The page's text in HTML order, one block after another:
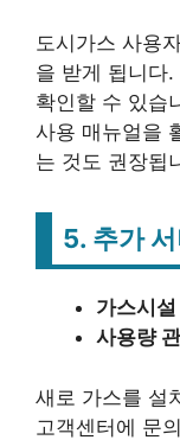
도시가스 사용
을 받게 됩니다
확인할 수 있습
사용 매뉴얼을
는 것도 권장됩
5. 추가
가스시설
사용량
새로 가스를 설
고객센터에 문